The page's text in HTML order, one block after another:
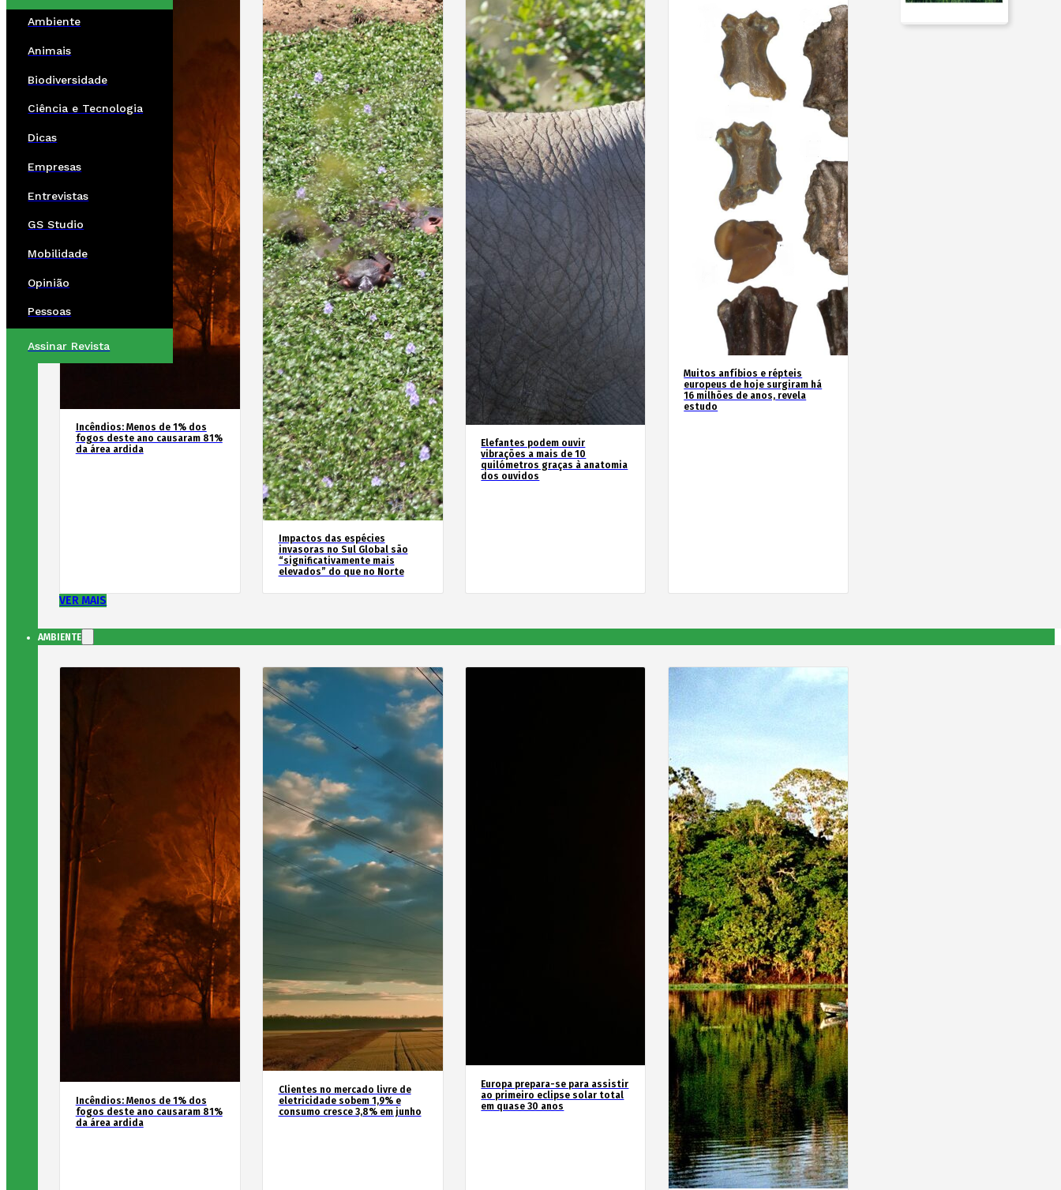
Ambiente
Animais
Biodiversidade
Ciência e Tecnologia
Dicas
Empresas
Entrevistas
GS Studio
Mobilidade
Opinião
Pessoas
Assinar Revista
Incêndios: Menos de 1% dos
fogos deste ano causaram 81%
da área ardida
Impactos das espécies
invasoras no Sul Global são
“significativamente mais
elevados” do que no Norte
Elefantes podem ouvir
vibrações a mais de 10
quilómetros graças à anatomia
dos ouvidos
Muitos anfíbios e répteis
europeus de hoje surgiram há
16 milhões de anos, revela
estudo
VER MAIS
AMBIENTE
Incêndios: Menos de 1% dos
fogos deste ano causaram 81%
da área ardida
Clientes no mercado livre de
eletricidade sobem 1,9% e
consumo cresce 3,8% em junho
Europa prepara-se para assistir
ao primeiro eclipse solar total
em quase 30 anos